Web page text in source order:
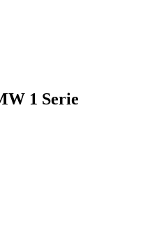
1 Serie